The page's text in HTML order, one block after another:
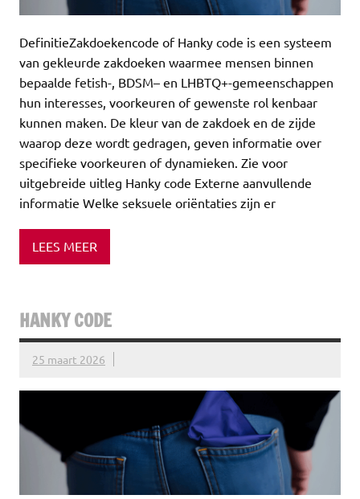
DefinitieZakdoekencode of Hanky code is een systeem
van gekleurde zakdoeken waarmee mensen binnen
bepaalde fetish-, BDSM– en LHBTQ+-gemeenschappen
hun interesses, voorkeuren of gewenste rol kenbaar
kunnen maken. De kleur van de zakdoek en de zijde
waarop deze wordt gedragen, geven informatie over
specifieke voorkeuren of dynamieken. Zie voor
uitgebreide uitleg Hanky code Externe aanvullende
informatie Welke seksuele oriëntaties zijn er
LEES MEER
HANKY CODE
25 maart 2026